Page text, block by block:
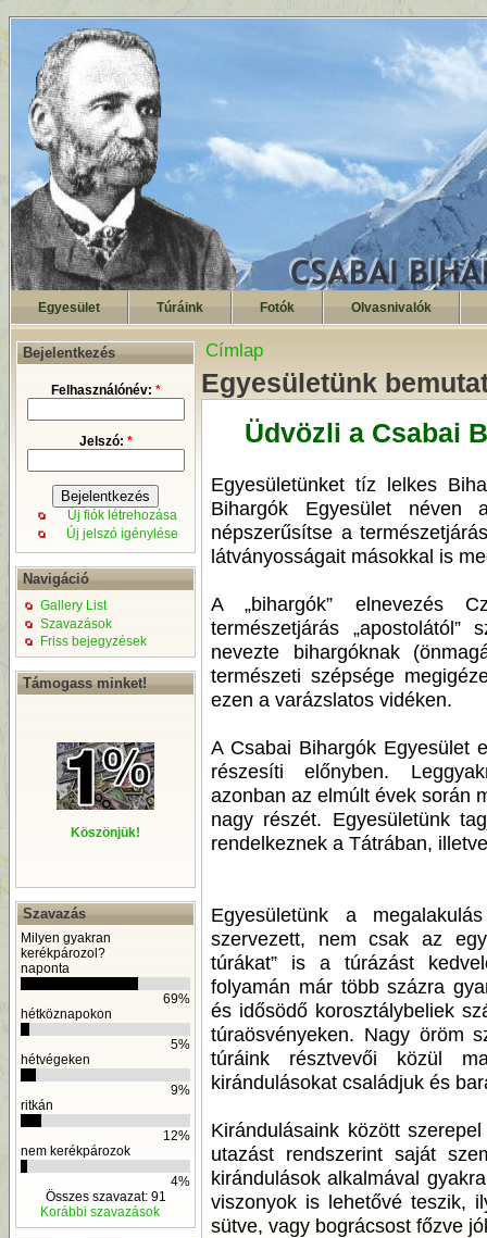
Egyesület Túráink Fotók Olvasnivalók
Bejelentkezés
Felhasználónév: *
Jelszó: *
Új fiók létrehozása
Új jelszó igénylése
Navigáció
Gallery List
Szavazások
Friss bejegyzések
Támogass minket!
Köszönjük!
Szavazás
Milyen gyakran
kerékpározol?
naponta
69%
hétköznapokon
5%
hétvégeken
9%
ritkán
12%
nem kerékpározok
4%
Összes szavazat: 91
Korábbi szavazások
Címlap
Egyesületünk
Üdvözli a Csabai
Egyesületünket tíz lelkes
Bihargók Egyesület
népszerűsítse a
látványosságait másokkal is
A „bihargók” elnevezés
természetjárás
nevezte bihargóknak
természeti szépsége
ezen a varázslatos vidéken.
A Csabai Bihargók Egyesület
részesíti előnyben.
azonban az elmúlt évek során
nagy részét. Egyesületünk
rendelkeznek a Tátrában,
Egyesületünk a
szervezett, nem csak az
túrákat” is a túrázást
folyamán már több százra
és idősödő korosztálybeliek
túraösvényeken. Nagy öröm
túráink résztvevői közül
kirándulásokat családjuk és
Kirándulásaink között
utazást rendszerint saját
kirándulások alkalmával
viszonyok is lehetővé teszik,
sütve, vagy bográcsost főzve